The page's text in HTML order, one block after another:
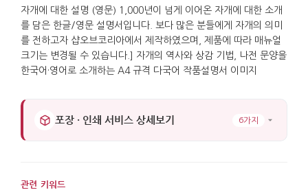
포장 · 인쇄 서비스 상세보기 6가지
관련 키워드